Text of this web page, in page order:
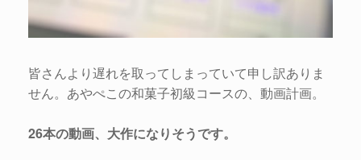
皆さんより遅れを取ってしまっていて申し訳ありま
せん。あやぺこの和菓子初級コースの、動画計画。
26本の動画、大作になりそうです。